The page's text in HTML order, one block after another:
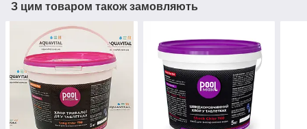
З цим товаром також замовляють